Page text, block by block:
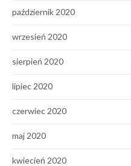
październik 2020
wrzesień 2020
sierpień 2020
lipiec 2020
czerwiec 2020
maj 2020
kwiecień 2020